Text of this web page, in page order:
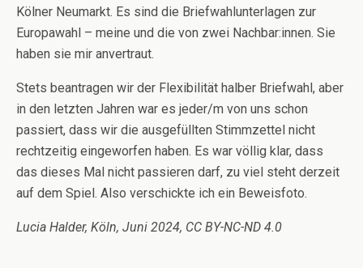
Kölner Neumarkt. Es sind die Briefwahlunterlagen zur
Europawahl – meine und die von zwei Nachbar:innen. Sie
haben sie mir anvertraut.
Stets beantragen wir der Flexibilität halber Briefwahl, aber
in den letzten Jahren war es jeder/m von uns schon
passiert, dass wir die ausgefüllten Stimmzettel nicht
rechtzeitig eingeworfen haben. Es war völlig klar, dass
das dieses Mal nicht passieren darf, zu viel steht derzeit
auf dem Spiel. Also verschickte ich ein Beweisfoto.
Lucia Halder, Köln, Juni 2024, CC BY-NC-ND 4.0